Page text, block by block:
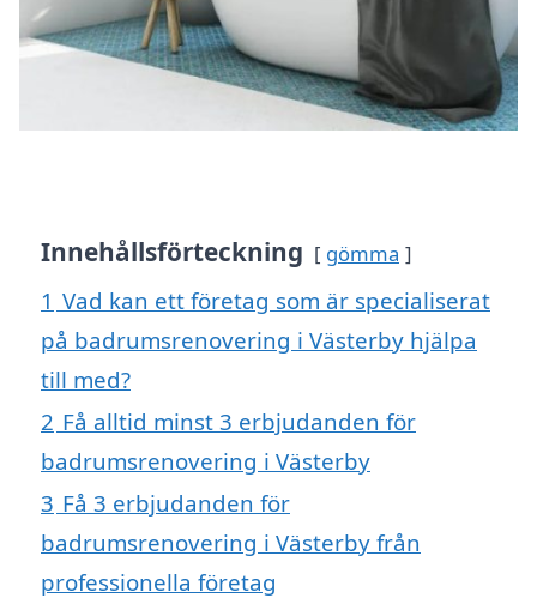
Innehållsförteckning gömma
1 Vad kan ett företag som är specialiserat
på badrumsrenovering i Västerby hjälpa
till med?
2 Få alltid minst 3 erbjudanden för
badrumsrenovering i Västerby
3 Få 3 erbjudanden för
badrumsrenovering i Västerby från
professionella företag